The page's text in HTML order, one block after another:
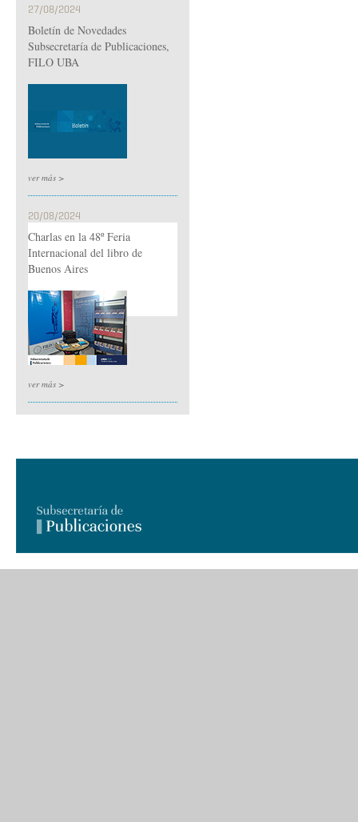
27/08/2024
Boletín de Novedades
Subsecretaría de Publicaciones,
FILO UBA
ver más >
20/08/2024
Charlas en la 48º Feria
Internacional del libro de
Buenos Aires
ver más >